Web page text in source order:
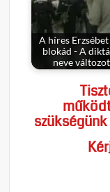
A híres
blokád - A
neve